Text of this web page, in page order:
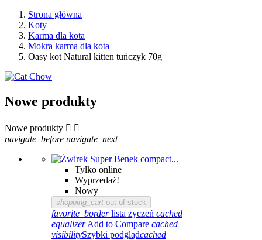
Strona główna
Koty
Karma dla kota
Mokra karma dla kota
Oasy kot Natural kitten tuńczyk 70g
Nowe produkty
Nowe produkty  
navigate_before navigate_next
Tylko online
Wyprzedaż!
Nowy
shopping_cart out of stock
favorite_border lista życzeń cached
equalizer Add to Compare cached
visibilitySzybki podglądcached